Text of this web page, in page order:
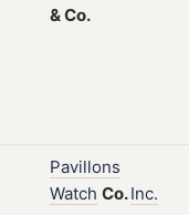
&Co.
Pavillons
Watch Co.Inc.